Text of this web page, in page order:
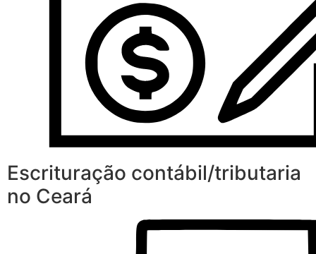
Escrituração contábil/tributaria
no Ceará